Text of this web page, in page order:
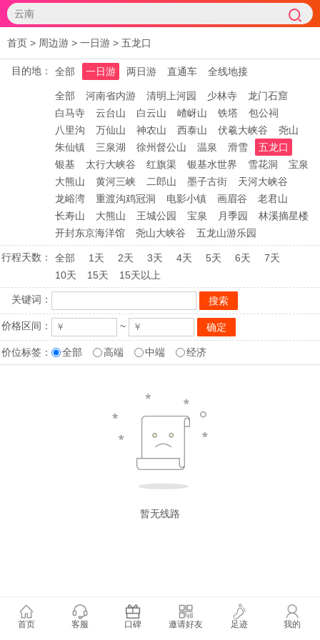
首页 > 周边游 > 一日游 > 五龙口
目的地： 全部 一日游 两日游 直通车 全线地接
全部 河南省内游 清明上河园 少林寺
龙门石窟
白马寺
云台山 白云山 嵖岈山 铁塔
包公祠
八里沟
万仙山 神农山 西泰山 伏羲大峡谷
尧山
朱仙镇
三泉湖 徐州督公山 温泉 滑雪
五龙口
银基
太行大峡谷 红旗渠 银基水世界 雪花洞
宝泉
大熊山
黄河三峡 二郎山 墨子古街
天河大峡谷
龙峪湾
重渡沟鸡冠洞 电影小镇 画眉谷
老君山
长寿山
大熊山 王城公园 宝泉 月季园
林溪摘星楼
开封东京海洋馆
尧山大峡谷 五龙山游乐园
行程天数： 全部 1天 2天 3天 4天 5天 6天
7天
10天
15天 15天以上
关键词：
价格区间： ~
价位标签： 全部 高端 中端 经济
暂无线路
首页 客服 口碑 邀请好友 足迹 我的